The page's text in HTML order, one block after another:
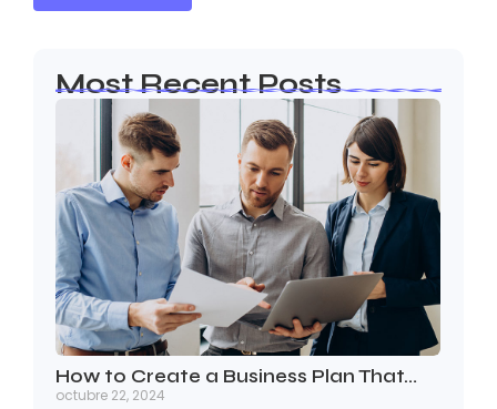
Most Recent Posts
How to Create a Business Plan That…
octubre 22, 2024